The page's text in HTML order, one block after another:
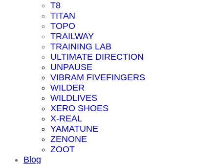
T8
TITAN
TOPO
TRAILWAY
TRAINING LAB
ULTIMATE DIRECTION
UNPAUSE
VIBRAM FIVEFINGERS
WILDER
WILDLIVES
XERO SHOES
X-REAL
YAMATUNE
ZENONE
ZOOT
Blog